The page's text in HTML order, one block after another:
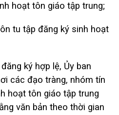
hoạt tôn giáo tập trung;
tu tập đăng ký sinh hoạt
ký hợp lệ, Ủy ban
các đạo tràng, nhóm tín
hoạt tôn giáo tập trung
văn bản theo thời gian